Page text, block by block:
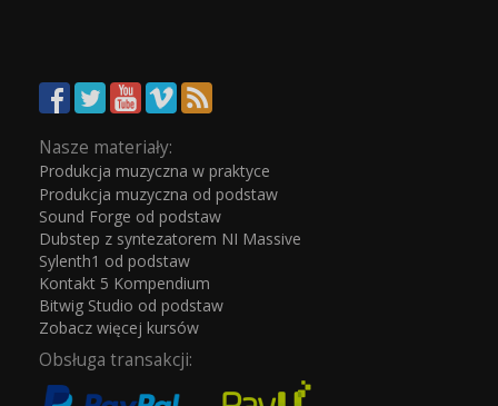
Nasze materiały:
Produkcja muzyczna w praktyce
Produkcja muzyczna od podstaw
Sound Forge od podstaw
Dubstep z syntezatorem NI Massive
Sylenth1 od podstaw
Kontakt 5 Kompendium
Bitwig Studio od podstaw
Zobacz więcej kursów
Obsługa transakcji: